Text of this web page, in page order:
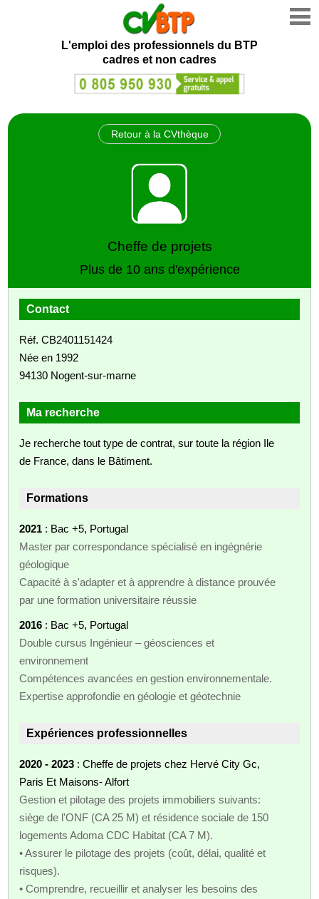
L'emploi des professionnels du BTP
cadres et non cadres
Retour à la CVthèque
Cheffe de projets
Plus de 10 ans d'expérience
Contact
Réf. CB2401151424
Née en 1992
94130 Nogent-sur-marne
Ma recherche
Je recherche tout type de contrat, sur toute la région Ile
de France, dans le Bâtiment.
Formations
2021 : Bac +5, Portugal
Master par correspondance spécialisé en ingégnérie
géologique
Capacité à s'adapter et à apprendre à distance prouvée
par une formation universitaire réussie
2016 : Bac +5, Portugal
Double cursus Ingénieur – géosciences et
environnement
Compétences avancées en gestion environnementale.
Expertise approfondie en géologie et géotechnie
Expériences professionnelles
2020 - 2023 : Cheffe de projets chez Hervé City Gc,
Paris Et Maisons- Alfort
Gestion et pilotage des projets immobiliers suivants:
siège de l'ONF (CA 25 M) et résidence sociale de 150
logements Adoma CDC Habitat (CA 7 M).
• Assurer le pilotage des projets (coût, délai, qualité et
risques).
• Comprendre, recueillir et analyser les besoins des